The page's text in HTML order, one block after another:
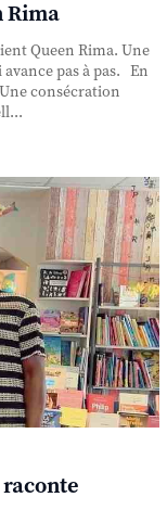
Rima
Queen Rima. Une
pas à pas. En
consécration